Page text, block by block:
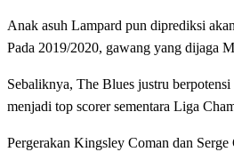
Anak asuh Lampard pun diprediksi
Pada 2019/2020, gawang yang dijaga
Sebaliknya, The Blues justru
menjadi top scorer sementara Liga
Pergerakan Kingsley Coman dan